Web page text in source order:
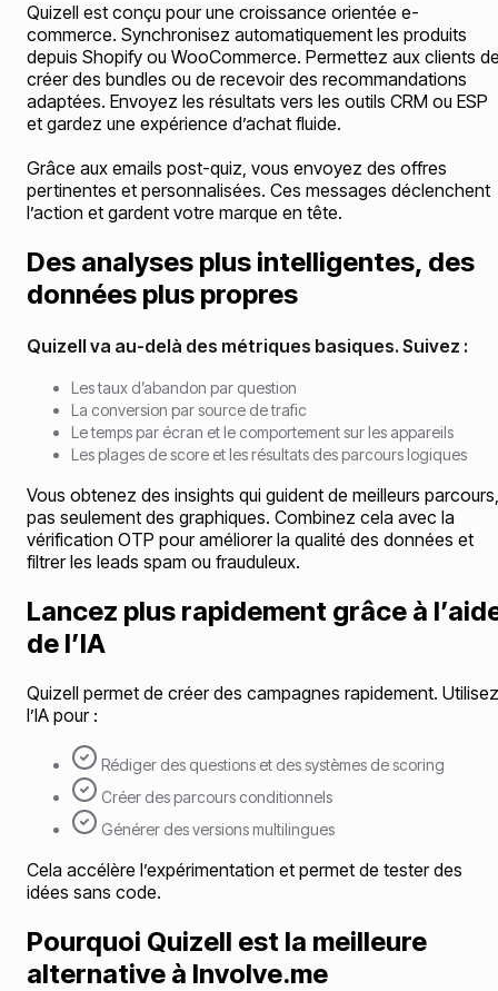
Quizell est conçu pour une croissance orientée e-
commerce. Synchronisez automatiquement les produits
depuis Shopify ou WooCommerce. Permettez aux clients
créer des bundles ou de recevoir des recommandations
adaptées. Envoyez les résultats vers les outils CRM ou ESP
et gardez une expérience d’achat fluide.
Grâce aux emails post-quiz, vous envoyez des offres
pertinentes et personnalisées. Ces messages déclenchent
l’action et gardent votre marque en tête.
Des analyses plus intelligentes, des
données plus propres
Quizell va au-delà des métriques basiques. Suivez :
Les taux d’abandon par question
La conversion par source de trafic
Le temps par écran et le comportement sur les appareils
Les plages de score et les résultats des parcours logiques
Vous obtenez des insights qui guident de meilleurs parcours,
pas seulement des graphiques. Combinez cela avec la
vérification OTP pour améliorer la qualité des données et
filtrer les leads spam ou frauduleux.
Lancez plus rapidement grâce à
de l’IA
Quizell permet de créer des campagnes rapidement. Utilisez
l’IA pour :
Rédiger des questions et des systèmes de scoring
Créer des parcours conditionnels
Générer des versions multilingues
Cela accélère l’expérimentation et permet de tester des
idées sans code.
Pourquoi Quizell est la meilleure
alternative à Involve.me